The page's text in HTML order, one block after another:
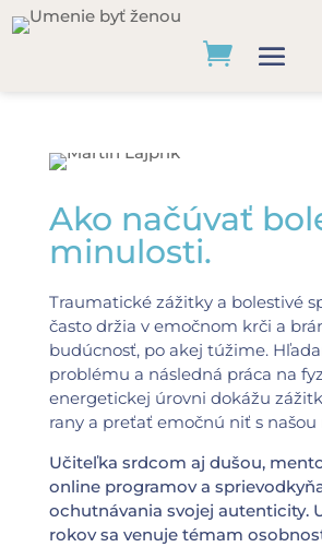
Ako načúvať
minulosti.
Traumatické zážitky a bolestivé
často držia v emočnom krči a
budúcnosť, po akej túžime.
problému a následná práca na
energetickej úrovni dokážu
rany a preťať emočnú niť s
Učiteľka srdcom aj dušou,
online programov a
ochutnávania svojej autenticity.
rokov sa venuje témam